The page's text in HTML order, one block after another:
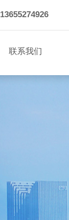
13655274926
联系我们